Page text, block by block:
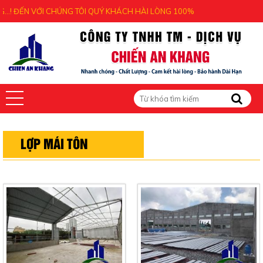
VỚI CHÚNG TÔI QUÝ KHÁCH HÀI LÒNG 100%
LỢP MÁI TÔN